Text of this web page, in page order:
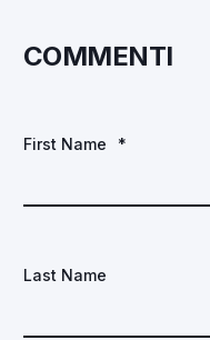
COMMENTI
First Name *
Last Name